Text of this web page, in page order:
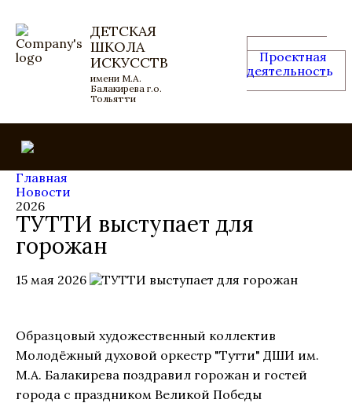
ДЕТСКАЯ
ШКОЛА
ИСКУССТВ
имени М.А.
Балакирева г.о.
Тольятти
Проектная
деятельность
Главная
Новости
2026
ТУТТИ выступает для
горожан
15 мая 2026
Образцовый художественный коллектив
Молодёжный духовой оркестр "Тутти" ДШИ им.
М.А. Балакирева поздравил горожан и гостей
города с праздником Великой Победы